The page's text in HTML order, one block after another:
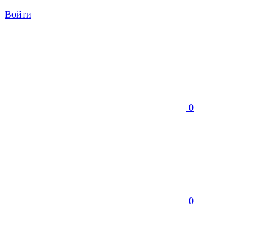
Войти
0
0